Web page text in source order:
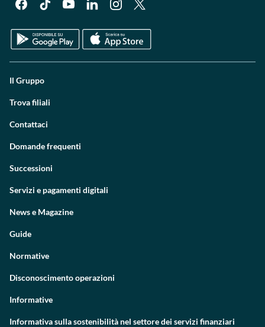
Il Gruppo
Trova filiali
Contattaci
Domande frequenti
Successioni
Servizi e pagamenti digitali
News e Magazine
Guide
Normative
Disconoscimento operazioni
Informative
Informativa sulla sostenibilità nel settore dei servizi finanziari